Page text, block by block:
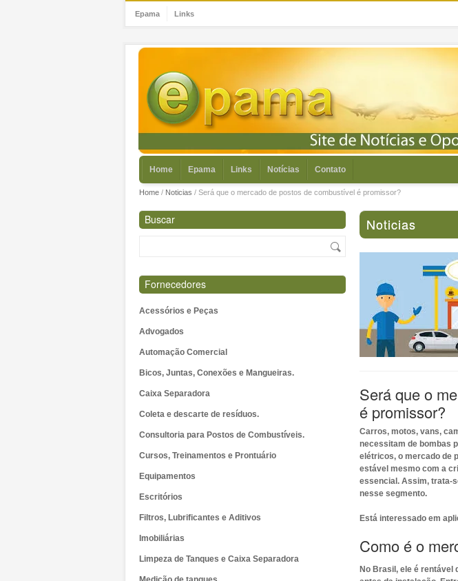
Epama Links
Home Epama Links Notícias Contato
Home/ Noticias / Será que o mercado de postos de combustível é promissor?
Buscar
Fornecedores
Acessórios e Peças
Advogados
Automação Comercial
Bicos, Juntas, Conexões e Mangueiras.
Caixa Separadora
Coleta e descarte de resíduos.
Consultoria para Postos de Combustíveis.
Cursos, Treinamentos e Prontuário
Equipamentos
Escritórios
Filtros, Lubrificantes e Aditivos
Imobiliárias
Limpeza de Tanques e Caixa Separadora
Noticias
Será que o
é promissor?
Carros, motos, vans,
necessitam de bombas
elétricos, o mercado de
estável mesmo com a
essencial. Assim, trata-
nesse segmento.
Está interessado em
Como é o
No Brasil, ele é rentável